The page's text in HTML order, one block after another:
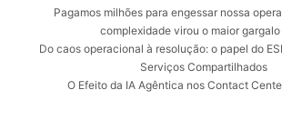
Pagamos milhões para engessar nossa
complexidade virou o maior gargalo
Do caos operacional à resolução: o papel do
Serviços Compartilhados
O Efeito da IA Agêntica nos Contact